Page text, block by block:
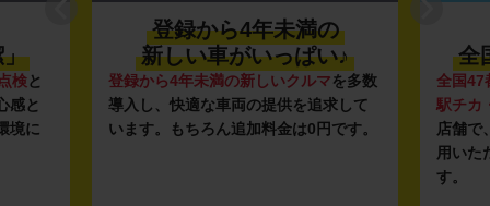
」
検と
感と
境に
登録から4年未満の
新しい車がいっぱい♪
登録から4年未満の新しいクルマを多数
導入し、快適な車両の提供を追求して
います。もちろん追加料金は0円です。
全
全国47
駅チカ
店舗で
用いた
す。